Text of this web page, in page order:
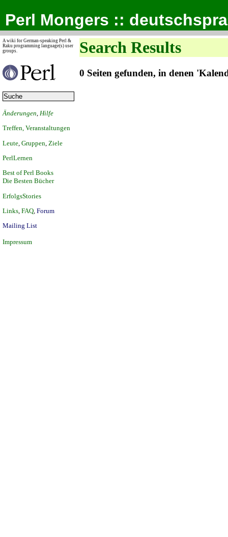
Perl Mongers ::
A wiki for German-speaking Perl &
Raku programming language(s) user
groups.
Änderungen Hilfe
Treffen, Veranstaltungen
Leute Gruppen Ziele
PerlLernen
Best of Perl Books
Die Besten Bücher
ErfolgsStories
Links FAQ Forum
Mailing List
Impressum
Search Results
0 Seiten gefunden, in denen